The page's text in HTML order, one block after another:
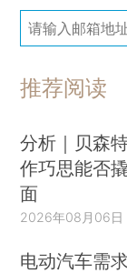
推荐阅读
分析｜贝森
作巧思能否
面
2026年08月06日
电动汽车需